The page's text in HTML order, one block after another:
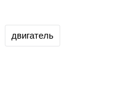
двигатель